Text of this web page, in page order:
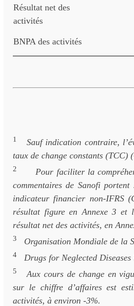
Résultat net des
activités
BNPA des activités
1
Sauf indication contraire,
taux de change constants (TCC)
2
Pour faciliter la
commentaires de Sanofi
indicateur financier non-IFRS
résultat figure en Annexe 3 et
résultat net des activités, en
3 Organisation Mondiale de la
4 Drugs for Neglected
5
Aux cours de change en
sur le chiffre d’affaires est
activités, à environ -3%.